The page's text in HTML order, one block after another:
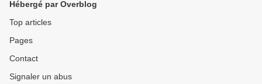
Hébergé par Overblog
Top articles
Pages
Contact
Signaler un abus